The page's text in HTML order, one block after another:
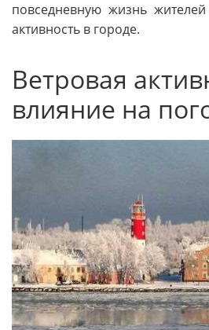
повседневную жизнь
активность в городе.
Ветровая
влияние на